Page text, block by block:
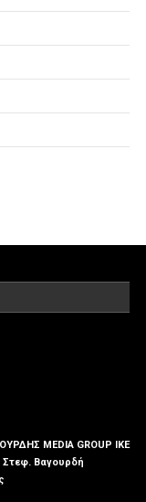
MEDIA GROUP IKE
Στεφ. Βαγουρδή